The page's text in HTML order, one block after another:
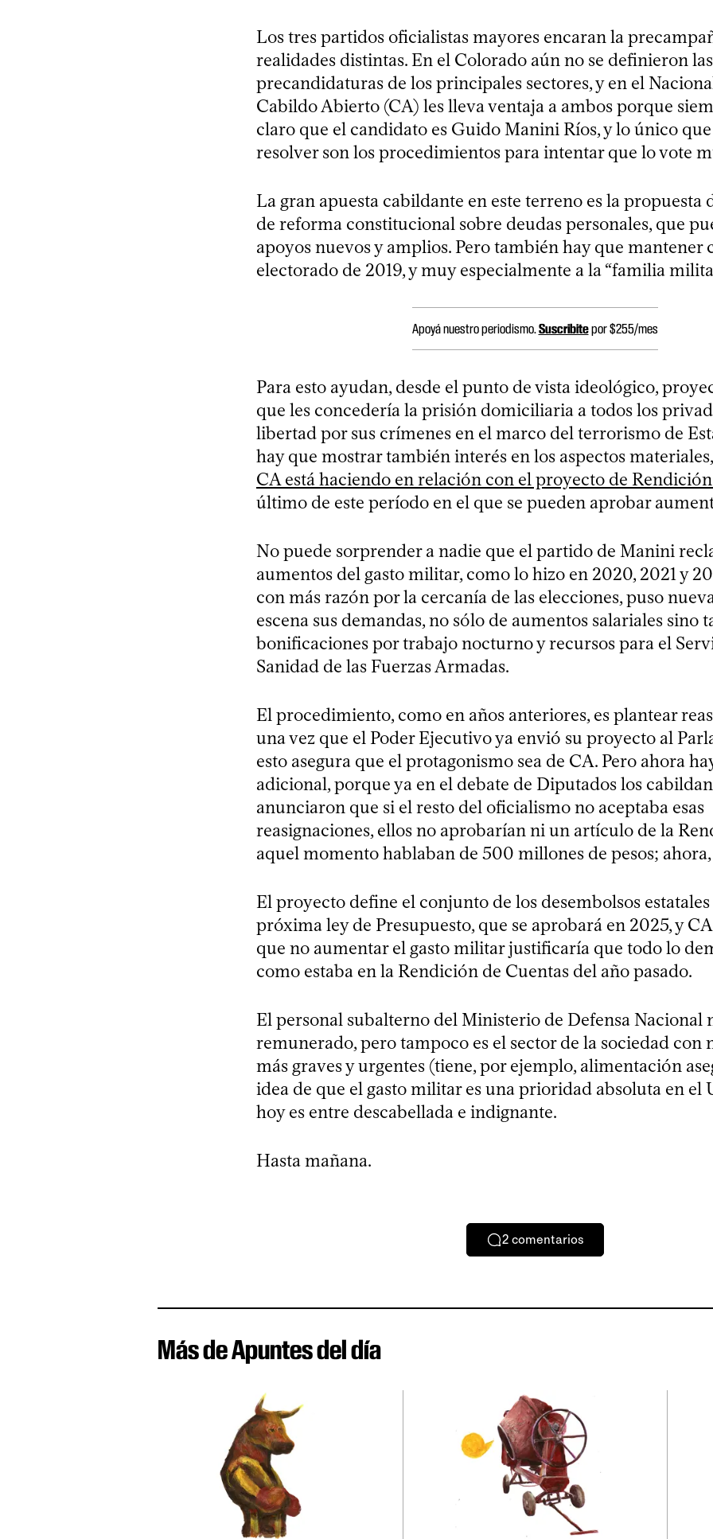
Los tres partidos oficialistas mayores encaran la
realidades distintas. En el Colorado aún no se definieron las
precandidaturas de los principales sectores, y en el
Cabildo Abierto (CA) les lleva ventaja a ambos porque
claro que el candidato es Guido Manini Ríos, y lo único
resolver son los procedimientos para intentar que lo vote
La gran apuesta cabildante en este terreno es la propuesta
de reforma constitucional sobre deudas personales, que
apoyos nuevos y amplios. Pero también hay que mantener
electorado de 2019, y muy especialmente a la “familia
Apoyá nuestro periodismo.Suscribitepor $255/mes
Para esto ayudan, desde el punto de vista ideológico,
que les concedería la prisión domiciliaria a todos los
libertad por sus crímenes en el marco del terrorismo de
hay que mostrar también interés en los aspectos
CA está haciendo en relación con el proyecto de
último de este período en el que se pueden aprobar
No puede sorprender a nadie que el partido de Manini
aumentos del gasto militar, como lo hizo en 2020, 2021 y
con más razón por la cercanía de las elecciones, puso
escena sus demandas, no sólo de aumentos salariales sino
bonificaciones por trabajo nocturno y recursos para el
Sanidad de las Fuerzas Armadas.
El procedimiento, como en años anteriores, es plantear
una vez que el Poder Ejecutivo ya envió su proyecto al
esto asegura que el protagonismo sea de CA. Pero ahora
adicional, porque ya en el debate de Diputados los
anunciaron que si el resto del oficialismo no aceptaba esas
reasignaciones, ellos no aprobarían ni un artículo de la
aquel momento hablaban de 500 millones de pesos;
El proyecto define el conjunto de los desembolsos estatales
próxima ley de Presupuesto, que se aprobará en 2025, y
que no aumentar el gasto militar justificaría que todo lo
como estaba en la Rendición de Cuentas del año pasado.
El personal subalterno del Ministerio de Defensa Nacional
remunerado, pero tampoco es el sector de la sociedad con
más graves y urgentes (tiene, por ejemplo, alimentación
idea de que el gasto militar es una prioridad absoluta en el
hoy es entre descabellada e indignante.
Hasta mañana.
2 comentarios
Más de Apuntes del día